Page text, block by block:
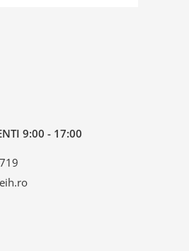
9:00 - 17:00